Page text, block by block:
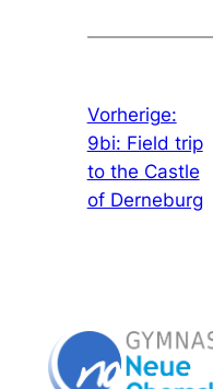
Vorherige:
9bi: Field trip
to the Castle
of Derneburg